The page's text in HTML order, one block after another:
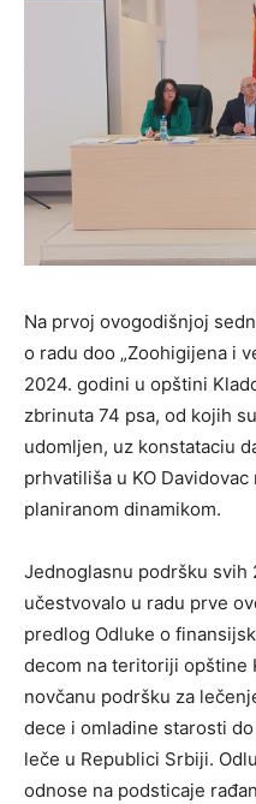
Na prvoj ovogodišnjoj
o radu doo „Zoohigijena i
2024. godini u opštini
zbrinuta 74 psa, od kojih
udomljen, uz konstataciu
prhvatiliša u KO
planiranom dinamikom.
Jednoglasnu podršku svih
učestvovalo u radu prve
predlog Odluke o
decom na teritoriji opštine
novčanu podršku za
dece i omladine starosti
leče u Republici Srbiji.
odnose na podsticaje